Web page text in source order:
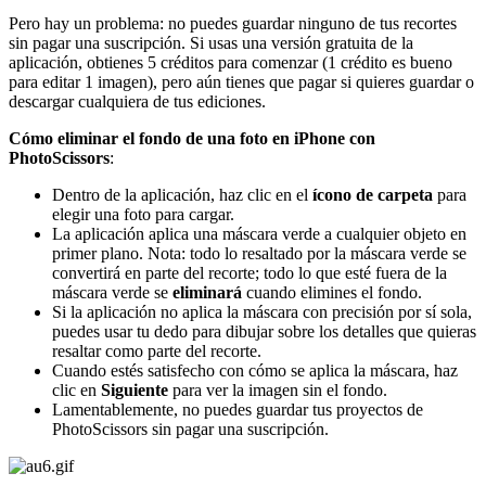
Pero hay un problema: no puedes guardar ninguno de tus recortes
sin pagar una suscripción. Si usas una versión gratuita de la
aplicación, obtienes 5 créditos para comenzar (1 crédito es bueno
para editar 1 imagen), pero aún tienes que pagar si quieres guardar o
descargar cualquiera de tus ediciones.
Cómo eliminar el fondo de una foto en iPhone con
PhotoScissors:
Dentro de la aplicación, haz clic en el ícono de carpeta para
elegir una foto para cargar.
La aplicación aplica una máscara verde a cualquier objeto en
primer plano. Nota: todo lo resaltado por la máscara verde se
convertirá en parte del recorte; todo lo que esté fuera de la
máscara verde se eliminará cuando elimines el fondo.
Si la aplicación no aplica la máscara con precisión por sí sola,
puedes usar tu dedo para dibujar sobre los detalles que quieras
resaltar como parte del recorte.
Cuando estés satisfecho con cómo se aplica la máscara, haz
clic en Siguiente para ver la imagen sin el fondo.
Lamentablemente, no puedes guardar tus proyectos de
PhotoScissors sin pagar una suscripción.